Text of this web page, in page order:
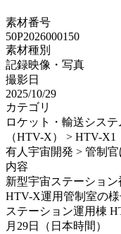
素材番号
50P2026000150
素材種別
記録映像・写真
撮影日
2025/10/29
カテゴリ
ロケット・輸送シス
（HTV-X） > HTV-X1
有人宇宙開発 > 管制
内容
新型宇宙ステーショ
HTV-X運用管制室の
ステーション運用棟
月29日（日本時間）